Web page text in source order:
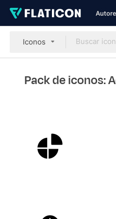
Iconos
Pack de iconos: